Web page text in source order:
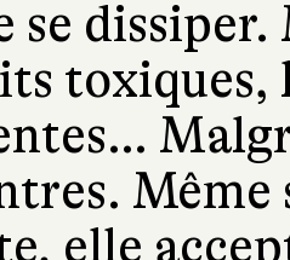
se
toxiques,
Même
elle